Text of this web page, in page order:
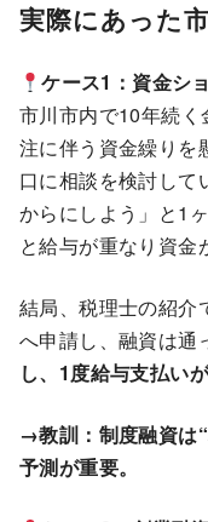
実際にあった
ケース1：資金シ
市川市内で10年続
注に伴う資金繰りを
口に相談を検討して
からにしよう」と1
と給与が重なり資金
結局、税理士の紹介
へ申請し、融資は通
し、1度給与支払い
→教訓：制度融資は
予測が重要。